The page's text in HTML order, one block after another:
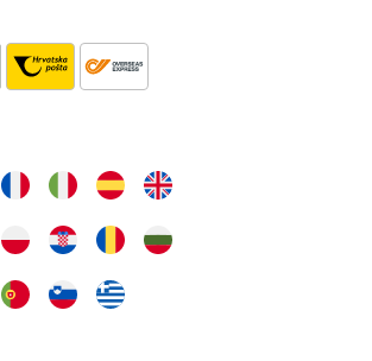
Die Lieferung erfolgte auch sehr schnell. Ich bin